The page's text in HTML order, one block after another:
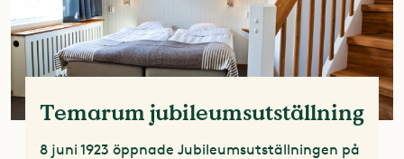
Temarum jubileumsutställning
8 juni 1923 öppnade Jubileumsutställningen på